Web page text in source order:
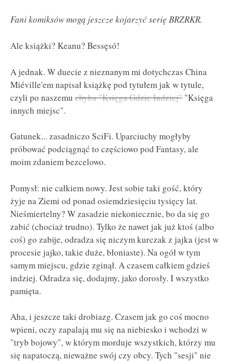
Fani komiksów mogą jeszcze kojarzyć serię BRZRKR.
Ale książki? Keanu? Bessęsó!
A jednak. W duecie z nieznanym mi dotychczas China
Miéville'em napisał książkę pod tytułem jak w tytule,
czyli po naszemu chyba "Księga Gdzie Indziej" "Księga
innych miejsc".
Gatunek... zasadniczo SciFi. Uparciuchy mogłyby
próbować podciągnąć to częściowo pod Fantasy, ale
moim zdaniem bezcelowo.
Pomysł: nie całkiem nowy. Jest sobie taki gość, który
żyje na Ziemi od ponad osiemdziesięciu tysięcy lat.
Nieśmiertelny? W zasadzie niekoniecznie, bo da się go
zabić (chociaż trudno). Tylko że nawet jak już ktoś (albo
coś) go zabije, odradza się niczym kurczak z jajka (jest w
procesie jajko, takie duże, błoniaste). Na ogół w tym
samym miejscu, gdzie zginął. A czasem całkiem gdzieś
indziej. Odradza się, dodajmy, jako dorosły. I wszystko
pamięta.
Aha, i jeszcze taki drobiazg. Czasem jak go coś mocno
wpieni, oczy zapalają mu się na niebiesko i wchodzi w
"tryb bojowy", w którym morduje wszystkich, którzy mu
się napatoczą, nieważne swój czy obcy. Tych "sesji" nie